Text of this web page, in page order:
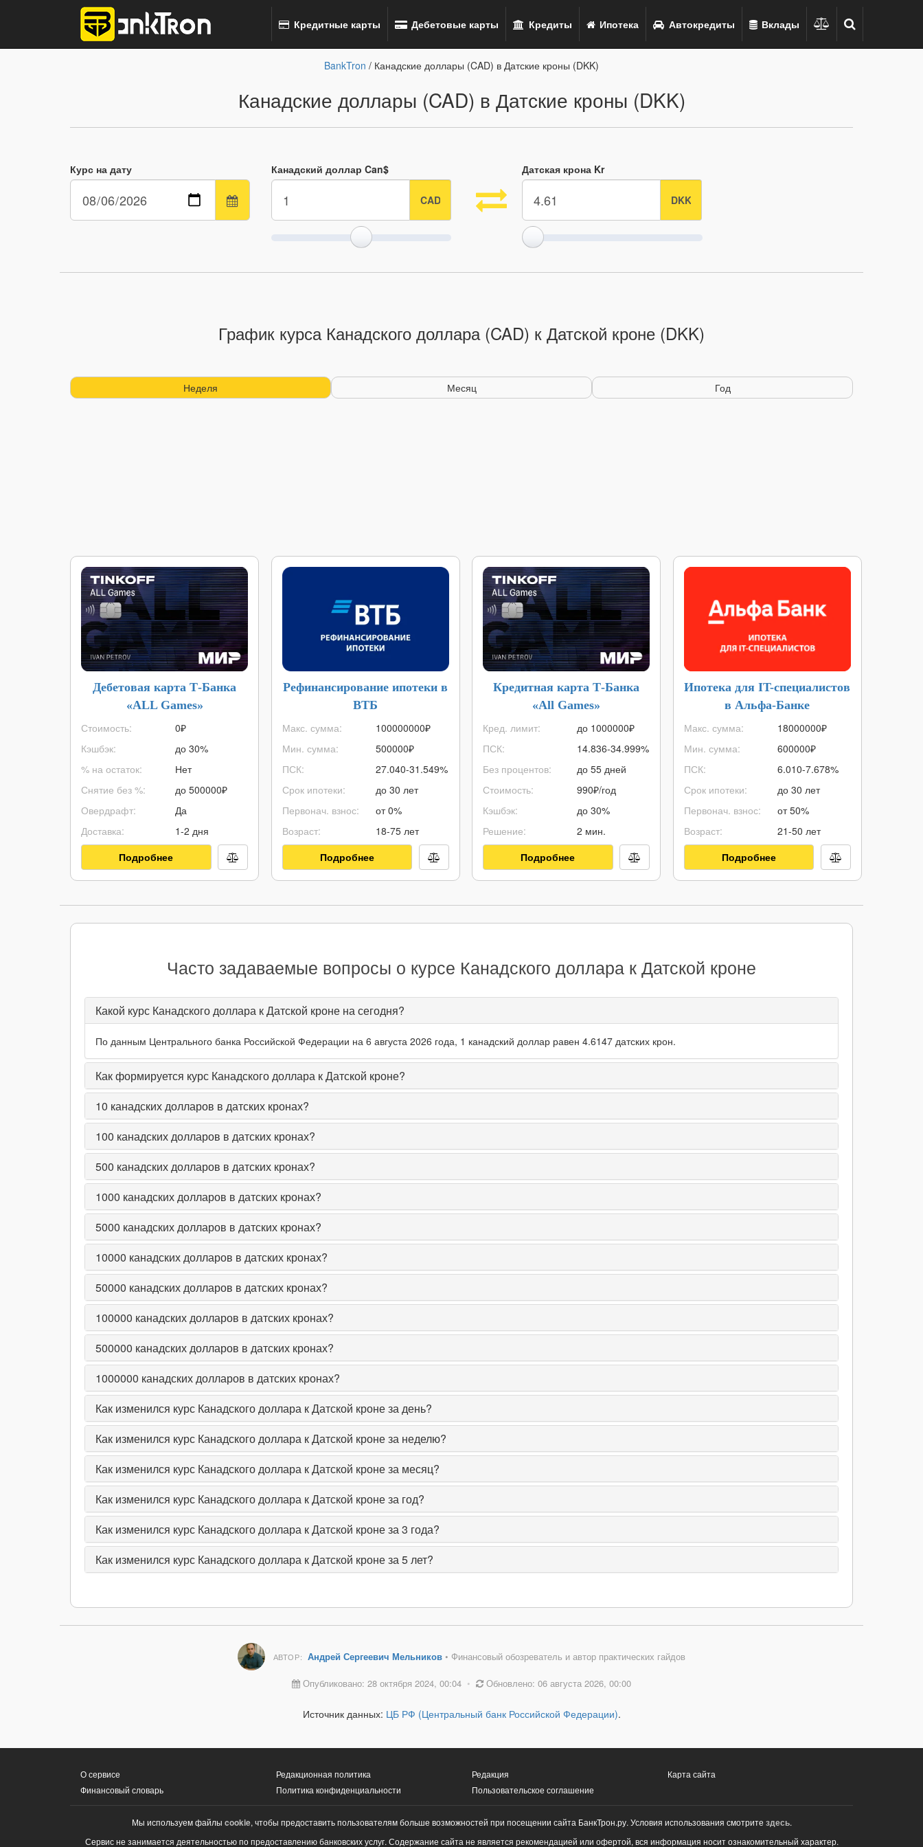
Кредитные карты Дебетовые карты Кредиты Ипотека Автокредиты Вклады
BankTron / Канадские доллары (CAD) в Датские кроны (DKK)
Канадские доллары (CAD) в Датские кроны (DKK)
Курс на дату Канадский доллар Can$ Датская крона Kr
График курса Канадского доллара (CAD) к Датской кроне (DKK)
Неделя Месяц Год
Дебетовая карта Т-Банка
«ALL Games»
Стоимость:
Кэшбэк:
% на остаток:
Снятие без %:
Овердрафт:
Доставка:
0₽
до 30%
Нет
до 500000₽
Да
1-2 дня
Подробнее
Рефинансирование ипотеки в
ВТБ
Макс. сумма:
Мин. сумма:
ПСК:
Срок ипотеки:
Первонач. взнос:
Возраст:
100000000₽
500000₽
27.040-31.549%
до 30 лет
от 0%
18-75 лет
Подробнее
Кредитная карта Т-Банка
«All Games»
Кред. лимит:
ПСК:
Без процентов:
Стоимость:
Кэшбэк:
Решение:
до 1000000₽
14.836-34.999%
до 55 дней
990₽/год
до 30%
2 мин.
Подробнее
Ипотека для IT-специалистов
в Альфа-Банке
Макс. сумма:
Мин. сумма:
ПСК:
Срок ипотеки:
Первонач. взнос:
Возраст:
18000000₽
600000₽
6.010-7.678%
до 30 лет
от 50%
21-50 лет
Подробнее
Часто задаваемые вопросы о курсе Канадского доллара к Датской кроне
Какой курс Канадского доллара к Датской кроне на сегодня?
По данным Центрального банка Российской Федерации на 6 августа 2026 года, 1 канадский доллар равен 4.6147 датских крон.
Как формируется курс Канадского доллара к Датской кроне?
10 канадских долларов в датских кронах?
100 канадских долларов в датских кронах?
500 канадских долларов в датских кронах?
1000 канадских долларов в датских кронах?
5000 канадских долларов в датских кронах?
10000 канадских долларов в датских кронах?
50000 канадских долларов в датских кронах?
100000 канадских долларов в датских кронах?
500000 канадских долларов в датских кронах?
1000000 канадских долларов в датских кронах?
Как изменился курс Канадского доллара к Датской кроне за день?
Как изменился курс Канадского доллара к Датской кроне за неделю?
Как изменился курс Канадского доллара к Датской кроне за месяц?
Как изменился курс Канадского доллара к Датской кроне за год?
Как изменился курс Канадского доллара к Датской кроне за 3 года?
Как изменился курс Канадского доллара к Датской кроне за 5 лет?
АВТОР: Андрей Сергеевич Мельников• Финансовый обозреватель и автор практических гайдов
Опубликовано: 28 октября 2024, 00:04 • Обновлено: 06 августа 2026, 00:00
Источник данных: ЦБ РФ (Центральный банк Российской Федерации).
О сервисе
Финансовый словарь
Редакционная политика
Политика конфиденциальности
Редакция
Пользовательское соглашение
Карта сайта
Мы используем файлы cookie, чтобы предоставить пользователям больше возможностей при посещении сайта БанкТрон.ру. Условия использования смотрите здесь.
Сервис не занимается деятельностью по предоставлению банковских услуг. Содержание сайта не является рекомендацией или офертой, вся информация носит ознакомительный характер.